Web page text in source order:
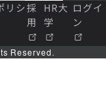
リシ採
用
HR大
学
ログイ
ン
Reserved.